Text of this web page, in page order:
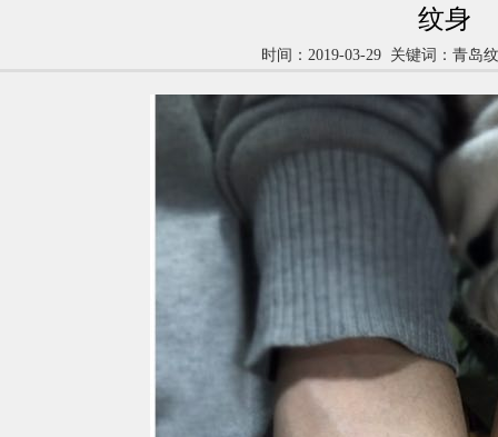
纹身
时间：2019-03-29 关键词：青岛